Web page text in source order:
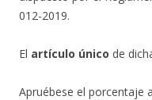
012-2019.
El artículo único de
Apruébese el porcentaje